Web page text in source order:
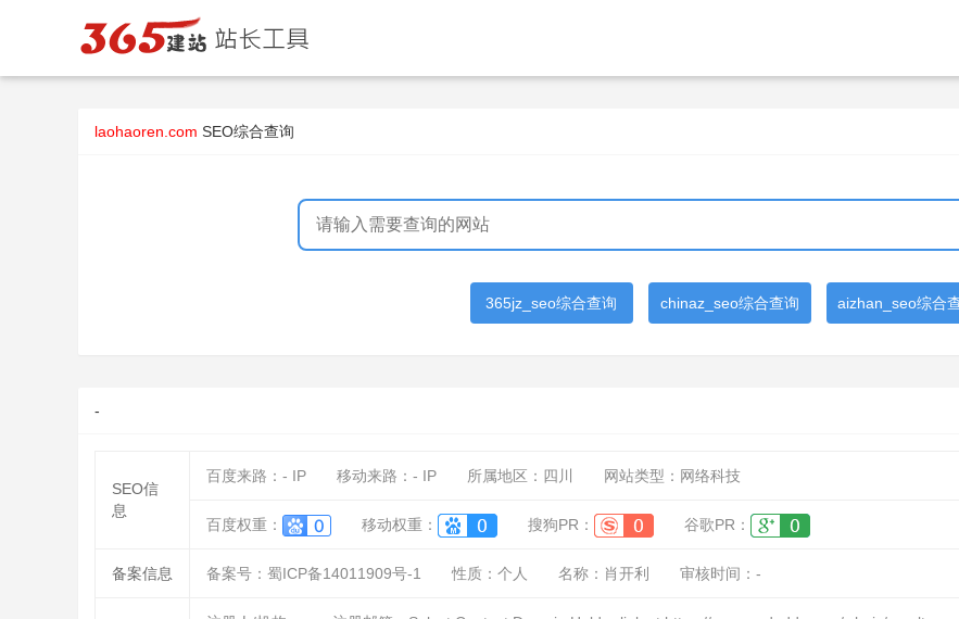
laohaoren.com SEO综合查询
365jz_seo综合查询 chinaz_seo综合查询 aizhan_seo综合
-
SEO信
息
百度来路： - IP 移动来路： - IP 所属地区：四川 网站类型：网络科技
百度权重： 移动权重： 搜狗PR： 谷歌PR：
备案信息 备案号：蜀ICP备14011909号-1 性质： 个人 名称： 肖开利 审核时间： -